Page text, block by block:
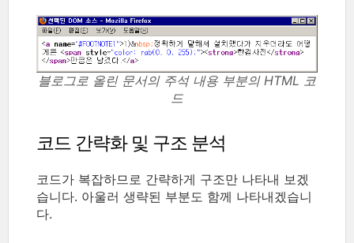
블로그로 올린 문서의 주석 내용 부분의 HTML 코
드
코드 간략화 및 구조 분석
코드가 복잡하므로 간략하게 구조만 나타내 보겠
습니다. 아울러 생략된 부분도 함께 나타내겠습니
다.